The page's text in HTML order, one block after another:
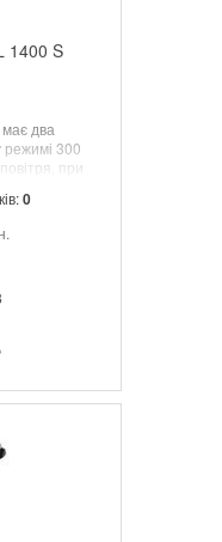
1400 S
два
300
при
0